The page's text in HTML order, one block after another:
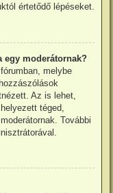
értetődő lépéseket.
egy moderátornak?
melybe
Az is lehet,
téged,
További